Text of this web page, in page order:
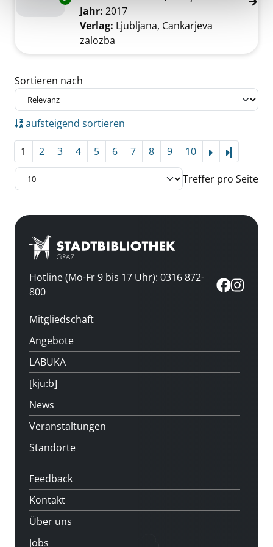
Jahr: 2017
Verlag: Ljubljana, Cankarjeva
zalozba
Zu den Suchfiltern springen
Sortieren nach
aufsteigend sortieren
1 2 3 4 5 6 7 8 9 10
Treffer pro Seite
Hotline (Mo-Fr 9 bis 17 Uhr): 0316 872-
800
Mitgliedschaft
Angebote
LABUKA
[kju:b]
News
Veranstaltungen
Standorte
Feedback
Kontakt
Über uns
Jobs